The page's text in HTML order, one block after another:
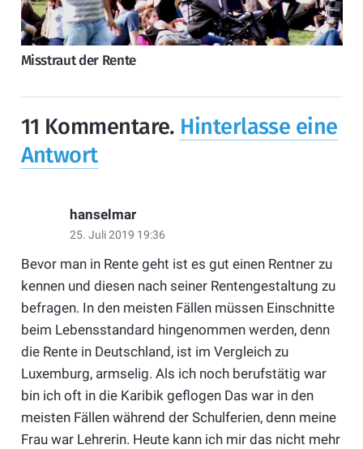
Misstraut der Rente
11 Kommentare. Hinterlasse eine
Antwort
hanselmar
25. Juli 2019 19:36
Bevor man in Rente geht ist es gut einen Rentner zu
kennen und diesen nach seiner Rentengestaltung zu
befragen. In den meisten Fällen müssen Einschnitte
beim Lebensstandard hingenommen werden, denn
die Rente in Deutschland, ist im Vergleich zu
Luxemburg, armselig. Als ich noch berufstätig war
bin ich oft in die Karibik geflogen Das war in den
meisten Fällen während der Schulferien, denn meine
Frau war Lehrerin. Heute kann ich mir das nicht mehr